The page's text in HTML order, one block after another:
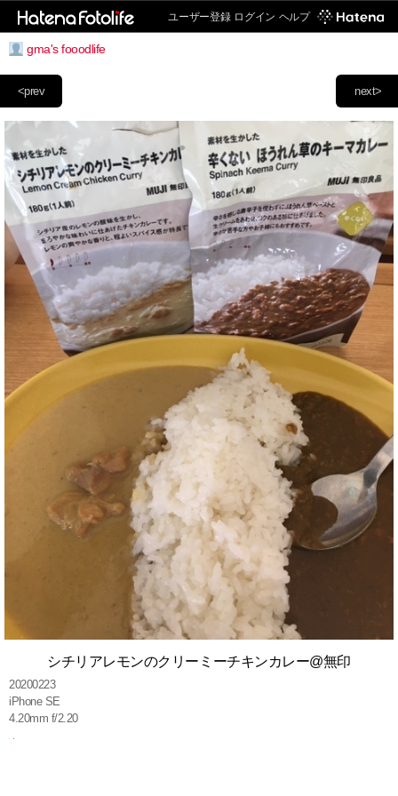
ユーザー登録 ログイン ヘルプ
gma's fooodlife
next>
<prev
シチリアレモンのクリーミーチキンカレー@無印
20200223
iPhone SE
4.20mm f/2.20